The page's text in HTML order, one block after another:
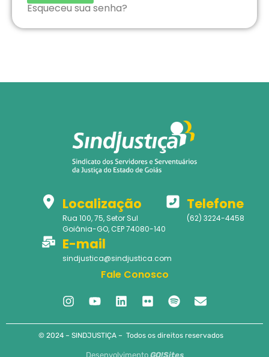
Esqueceu sua senha?
Localização
Rua 100, 75, Setor Sul
Goiânia-GO, CEP 74080-140
Telefone
(62) 3224-4458
E-mail
sindjustica@sindjustica.com
Fale Conosco
© 2024 – SINDJUSTIÇA – Todos os direitos reservados
Desenvolvimento GO!Sites